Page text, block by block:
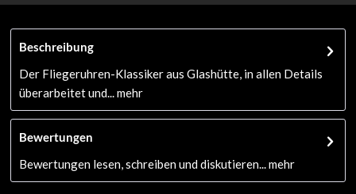
Beschreibung
Der Fliegeruhren-Klassiker aus Glashütte, in allen Details
überarbeitet und...
mehr
Bewertungen
Bewertungen lesen, schreiben und diskutieren...
mehr